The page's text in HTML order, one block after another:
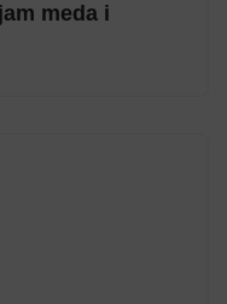
meda i